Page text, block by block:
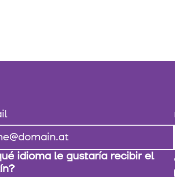
idioma le gustaría recibir el